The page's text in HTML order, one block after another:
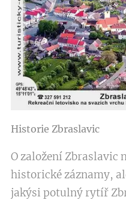
Historie Zbraslavic
O založení Zbraslavic
historické záznamy,
jakýsi potulný rytíř